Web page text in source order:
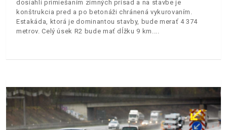
dosiahli primiešaním zimných prísad a na stavbe je
konštrukcia pred a po betonáži chránená vykurovaním.
Estakáda, ktorá je dominantou stavby, bude merať 4 374
metrov. Celý úsek R2 bude mať dĺžku 9 km.